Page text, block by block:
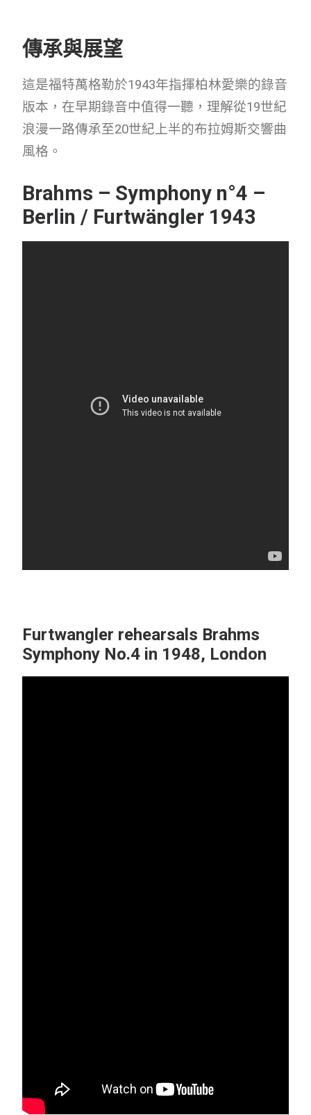
傳承與展望
這是福特萬格勒於1943年指揮柏林愛樂的錄音
版本，在早期錄音中值得一聽，理解從19世紀
浪漫一路傳承至20世紀上半的布拉姆斯交響曲
風格。
Brahms – Symphony n°4 –
Berlin / Furtwängler 1943
Furtwangler rehearsals Brahms
Symphony No.4 in 1948, London